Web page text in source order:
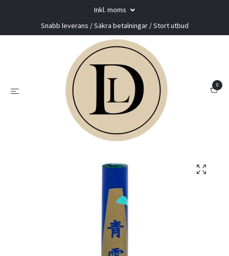
Inkl. moms
Snabb leverans / Säkra betalningar / Stort utbud
0